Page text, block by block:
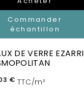
Commander
échantillon
DE VERRE EZARRI
€ TTC/m²